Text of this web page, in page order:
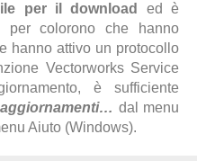
per il download
ed è
per colorono che hanno
hanno attivo un protocollo
Vectorworks Service
è sufficiente
dal menu
Aiuto (Windows).